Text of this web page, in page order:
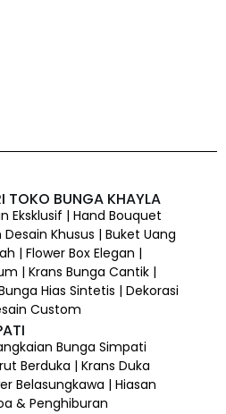
TOKO BUNGA KHAYLA
Eksklusif | Hand Bouquet
Khusus | Buket Uang
| Flower Box Elegan |
| Krans Bunga Cantik |
Hias Sintetis | Dekorasi
Custom
Bunga Simpati
Berduka | Krans Duka
Belasungkawa | Hiasan
& Penghiburan